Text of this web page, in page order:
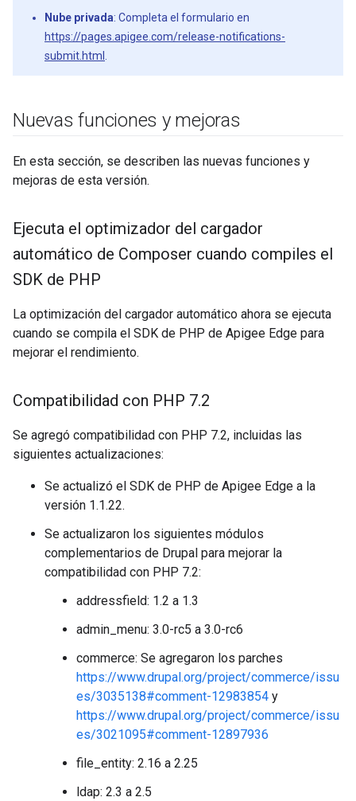
Nube privada: Completa el formulario en
https://pages.apigee.com/release-notifications-
submit.html
Nuevas funciones y mejoras
En esta sección, se describen las nuevas funciones y
mejoras de esta versión.
Ejecuta el optimizador del cargador
automático de Composer cuando compiles el
SDK de PHP
La optimización del cargador automático ahora se ejecuta
cuando se compila el SDK de PHP de Apigee Edge para
mejorar el rendimiento.
Compatibilidad con PHP 7.2
Se agregó compatibilidad con PHP 7.2, incluidas las
siguientes actualizaciones:
Se actualizó el SDK de PHP de Apigee Edge a la
versión 1.1.22.
Se actualizaron los siguientes módulos
complementarios de Drupal para mejorar la
compatibilidad con PHP 7.2:
addressfield: 1.2 a 1.3
admin_menu: 3.0-rc5 a 3.0-rc6
commerce: Se agregaron los parches
https://www.drupal.org/project/commerce/issu
es/3035138#comment-12983854 y
https://www.drupal.org/project/commerce/issu
es/3021095#comment-12897936
file_entity: 2.16 a 2.25
ldap: 2.3 a 2.5